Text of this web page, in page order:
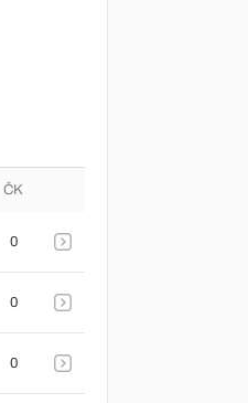
ČK
0
0
0